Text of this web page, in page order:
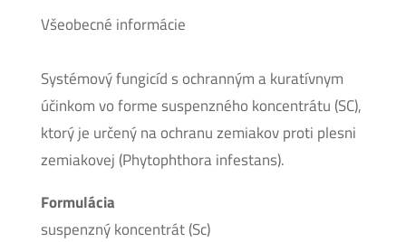
Všeobecné informácie
Systémový fungicíd s ochranným a kuratívnym
účinkom vo forme suspenzného koncentrátu (SC),
ktorý je určený na ochranu zemiakov proti plesni
zemiakovej (Phytophthora infestans).
Formulácia
suspenzný koncentrát (Sc)